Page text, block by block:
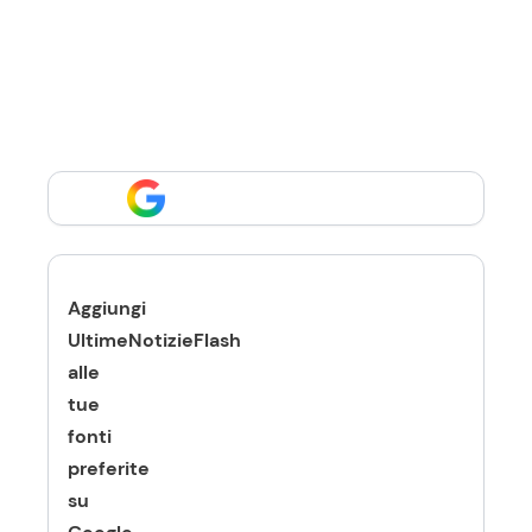
Aggiungi
UltimeNotizieFlash
alle
tue
fonti
preferite
su